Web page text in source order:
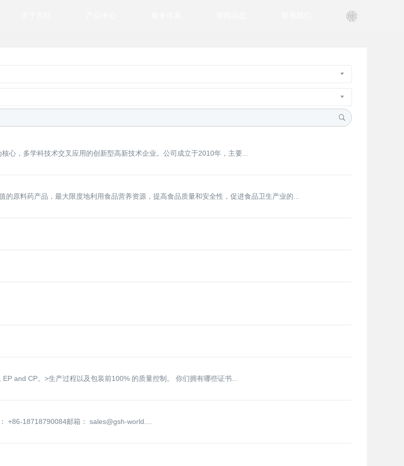
多学科技术交叉应用的创新型高新技术企业。公司成立于2010年，主要...
原料药产品，最大限度地利用食品营养资源，提高食品质量和安全性，促进食品卫生产业的...
and CP。>生产过程以及包装前100% 的质量控制。 你们拥有哪些证书...
+86-18718790084邮箱： sales@gsh-world....